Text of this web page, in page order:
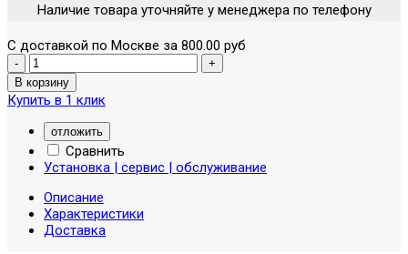
Наличие товара уточняйте у менеджера по телефону
С доставкой по Москве за 800.00 руб
Купить в 1 клик
отложить
Сравнить
Установка | сервис | обслуживание
Описание
Характеристики
Доставка